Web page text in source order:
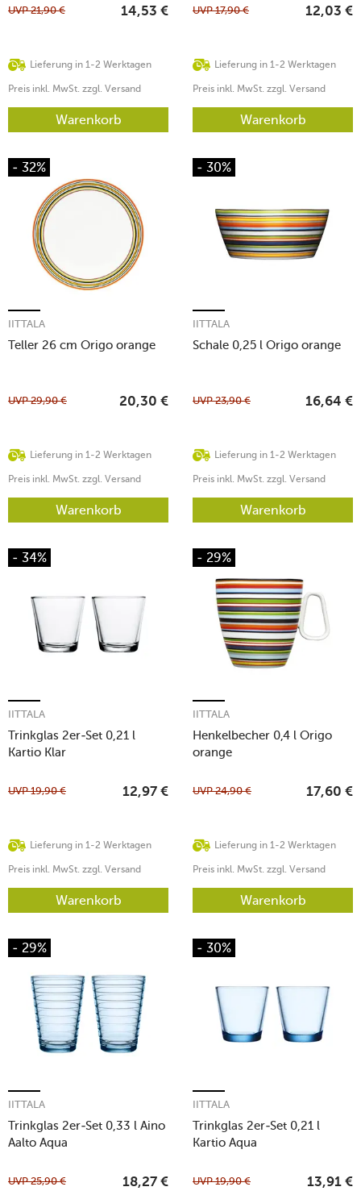
Lieferung in 1-2 Werktagen
UVP21,90 € 14,53 €
Preis inkl. MwSt. zzgl. Versand
Warenkorb
Lieferung in 1-2 Werktagen
UVP17,90 € 12,03 €
Preis inkl. MwSt. zzgl. Versand
Warenkorb
- 32%
Teller 26 cm Origo orange
IITTALA
Lieferung in 1-2 Werktagen
UVP29,90 € 20,30 €
Preis inkl. MwSt. zzgl. Versand
Warenkorb
- 30%
Schale 0,25 l Origo orange
IITTALA
Lieferung in 1-2 Werktagen
UVP23,90 € 16,64 €
Preis inkl. MwSt. zzgl. Versand
Warenkorb
- 34%
Trinkglas 2er-Set 0,21 l
Kartio Klar
IITTALA
Lieferung in 1-2 Werktagen
UVP19,90 € 12,97 €
Preis inkl. MwSt. zzgl. Versand
Warenkorb
- 29%
Henkelbecher 0,4 l Origo
orange
IITTALA
Lieferung in 1-2 Werktagen
UVP24,90 € 17,60 €
Preis inkl. MwSt. zzgl. Versand
Warenkorb
- 29%
Trinkglas 2er-Set 0,33 l Aino
Aalto Aqua
IITTALA
UVP25,90 € 18,27 €
- 30%
Trinkglas 2er-Set 0,21 l
Kartio Aqua
IITTALA
UVP19,90 € 13,91 €